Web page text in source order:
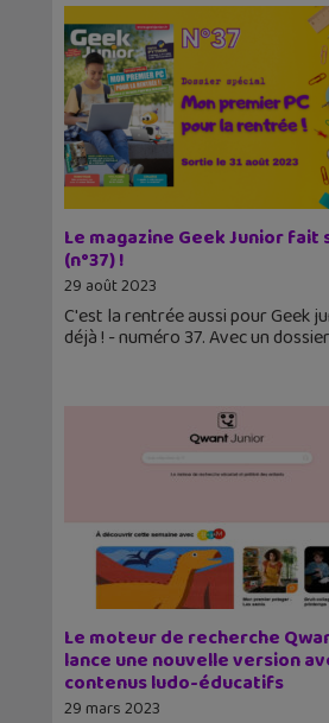
Le magazine Geek Junior
(n°37) !
29 août 2023
C'est la rentrée aussi pour Geek
déjà ! - numéro 37. Avec un
Le moteur de recherche
lance une nouvelle version
contenus ludo-éducatifs
29 mars 2023